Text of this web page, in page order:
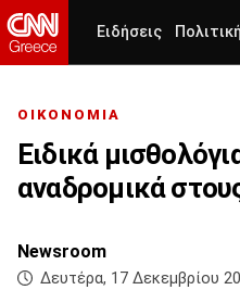
Ειδήσεις Πολιτική
ΟΙΚΟΝΟΜΙΑ
Ειδικά
αναδρομικά
Newsroom
Δευτέρα, 17 Δεκεμβρίου